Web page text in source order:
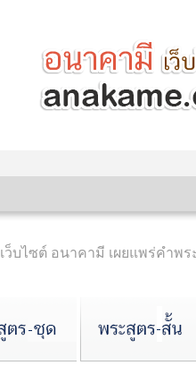
เว็บไซต์ อนาคามี เผยแพร่คำพ